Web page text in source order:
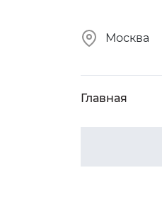
Москва
Главная